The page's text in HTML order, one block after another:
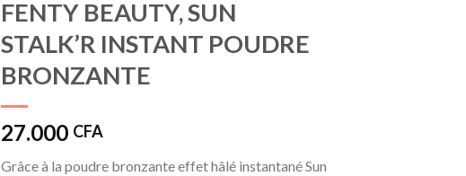
FENTY BEAUTY, SUN
STALK’R INSTANT POUDRE
BRONZANTE
27.000 CFA
Grâce à la poudre bronzante effet hâlé instantané Sun